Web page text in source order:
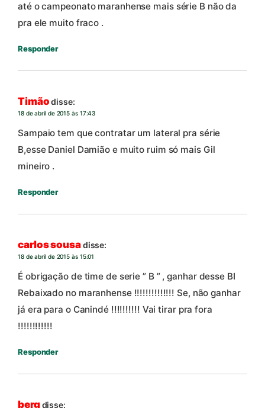
até o campeonato maranhense mais série B não da
pra ele muito fraco .
Responder
Timão disse:
18 de abril de 2015 às 17:43
Sampaio tem que contratar um lateral pra série
B,esse Daniel Damião e muito ruim só mais Gil
mineiro .
Responder
carlos sousadisse:
18 de abril de 2015 às 15:01
É obrigação de time de serie ” B ” , ganhar desse BI
Rebaixado no maranhense !!!!!!!!!!!!!! Se, não ganhar
já era para o Canindé !!!!!!!!!! Vai tirar pra fora
!!!!!!!!!!!!
Responder
bergdisse: